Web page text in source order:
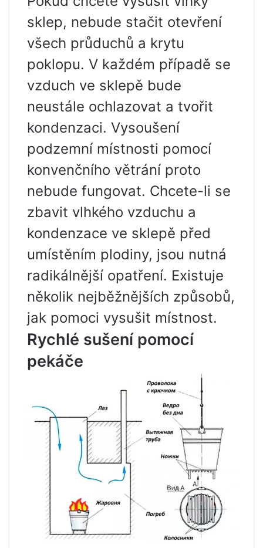
sklep, nebude stačit otevření
všech průduchů a krytu
poklopu. V každém případě se
vzduch ve sklepě bude
neustále ochlazovat a tvořit
kondenzaci. Vysoušení
podzemní místnosti pomocí
konvenčního větrání proto
nebude fungovat. Chcete-li se
zbavit vlhkého vzduchu a
kondenzace ve sklepě před
umístěním plodiny, jsou nutná
radikálnější opatření. Existuje
několik nejběžnějších způsobů,
jak pomoci vysušit místnost.
Rychlé sušení pomocí
pekáče